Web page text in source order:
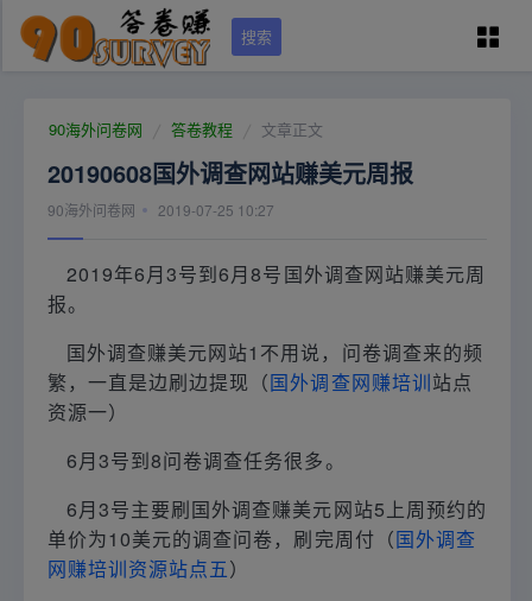
搜索
学员专区
城市列表
90海外问卷网 答卷教程 文章正文
20190608国外调查网站赚美元周报
90海外问卷网 2019-07-25 10:27
2019年6月3号到6月8号国外调查网站赚美元周
报。
国外调查赚美元网站1不用说，问卷调查来的频
繁，一直是边刷边提现（国外调查网赚培训站点
资源一）
6月3号到8问卷调查任务很多。
6月3号主要刷国外调查赚美元网站5上周预约的
单价为10美元的调查问卷，刷完周付（国外调查
网赚培训资源站点五）